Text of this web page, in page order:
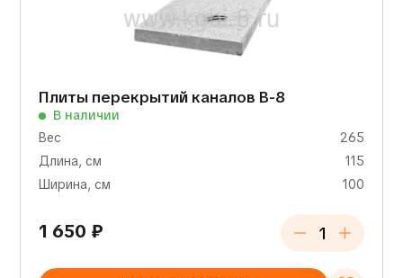
Плиты перекрытий каналов В-8
В наличии
Вес
265
Длина, см
115
Ширина, см
100
1 650 ₽